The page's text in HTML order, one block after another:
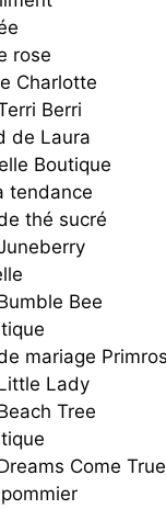
rose
Charlotte
Berri
de Laura
Boutique
tendance
thé sucré
Bee
mariage
Lady
Tree
Come True